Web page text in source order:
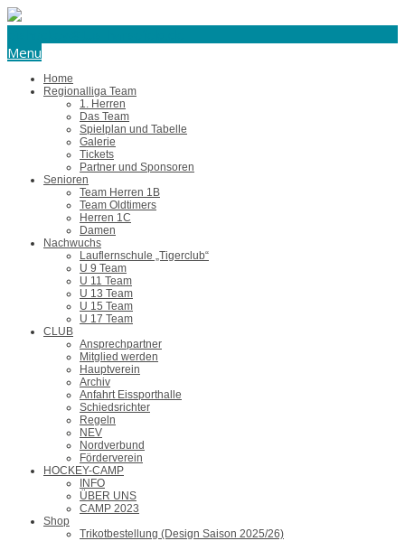
Menu
Home
Regionalliga Team
1. Herren
Das Team
Spielplan und Tabelle
Galerie
Tickets
Partner und Sponsoren
Senioren
Team Herren 1B
Team Oldtimers
Herren 1C
Damen
Nachwuchs
Lauflernschule „Tigerclub“
U 9 Team
U 11 Team
U 13 Team
U 15 Team
U 17 Team
CLUB
Ansprechpartner
Mitglied werden
Hauptverein
Archiv
Anfahrt Eissporthalle
Schiedsrichter
Regeln
NEV
Nordverbund
Förderverein
HOCKEY-CAMP
INFO
ÜBER UNS
CAMP 2023
Shop
Trikotbestellung (Design Saison 2025/26)